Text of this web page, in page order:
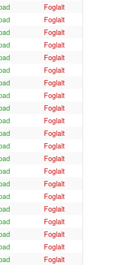
Foglalt
Foglalt
Foglalt
Foglalt
Foglalt
Foglalt
Foglalt
Foglalt
Foglalt
Foglalt
Foglalt
Foglalt
Foglalt
Foglalt
Foglalt
Foglalt
Foglalt
Foglalt
Foglalt
Foglalt
Foglalt